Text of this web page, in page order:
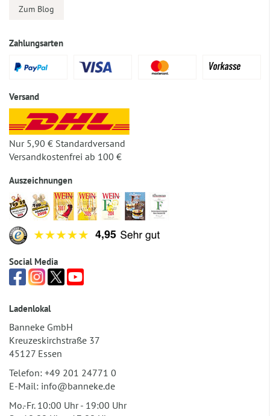
Zum Blog
Zahlungsarten
Versand
Nur 5,90 € Standardversand
Versandkostenfrei ab 100 €
Auszeichnungen
Social Media
Ladenlokal
Banneke GmbH
Kreuzeskirchstraße 37
45127 Essen
Telefon: +49 201 24771 0
E-Mail: info@banneke.de
Mo.-Fr. 10:00 Uhr - 19:00 Uhr